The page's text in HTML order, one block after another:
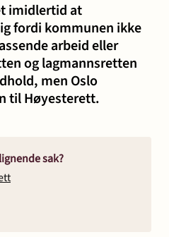
imidlertid at
fordi kommunen ikke
arbeid eller
og lagmannsretten
men Oslo
til Høyesterett.
sak?